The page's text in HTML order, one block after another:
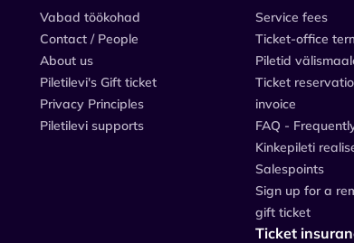
Vabad töökohad
Contact / People
About us
Piletilevi's Gift ticket
Privacy Principles
Piletilevi supports
Service fees
Ticket-office
Piletid
Ticket
invoice
FAQ -
Kinkepileti
Salespoints
Sign up for a
gift ticket
Ticket